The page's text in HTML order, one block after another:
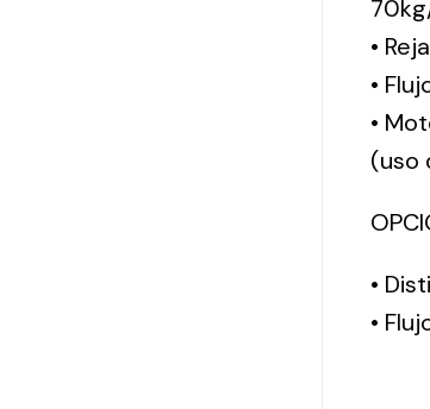
•
•
•
(uso
•
•